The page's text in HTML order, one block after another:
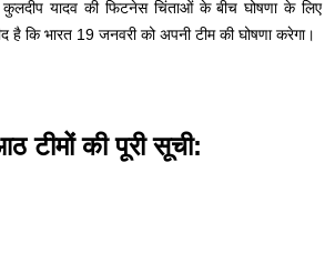
कुलदीप यादव की फिटनेस चिंताओं के बीच घोषणा के लिए
है कि भारत 19 जनवरी को अपनी टीम की घोषणा करेगा।
टीमों की पूरी सूची: